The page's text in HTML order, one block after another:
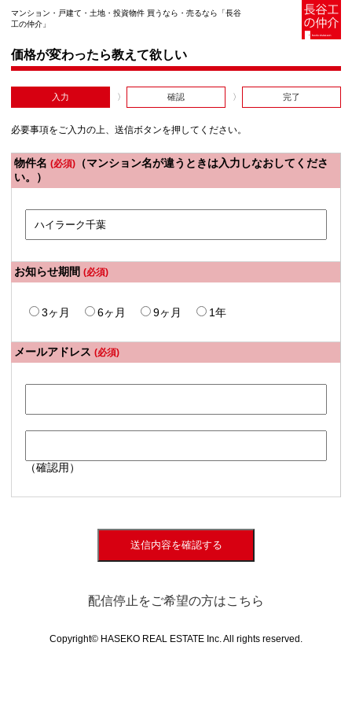
マンション・戸建て・土地・投資物件 買うなら・売るなら「長谷
工の仲介」
価格が変わったら教えて欲しい
入力 確認 完了
必要事項をご入力の上、送信ボタンを押してください。
物件名 (必須) （マンション名が違うときは入力しなおしてくださ
い。）
お知らせ期間 (必須)
3ヶ月 6ヶ月 9ヶ月 1年
メールアドレス (必須)
（確認用）
送信内容を確認する
配信停止をご希望の方はこちら
Copyright© HASEKO REAL ESTATE Inc. All rights reserved.